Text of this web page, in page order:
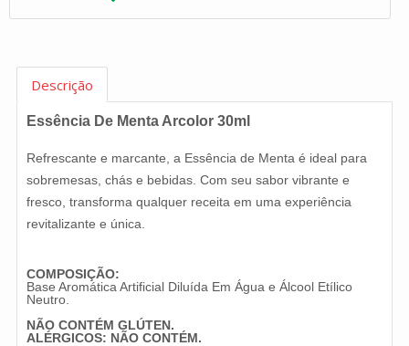
Descrição
Essência De Menta Arcolor 30ml
Refrescante e marcante, a Essência de Menta é ideal para
sobremesas, chás e bebidas. Com seu sabor vibrante e
fresco, transforma qualquer receita em uma experiência
revitalizante e única.
COMPOSIÇÃO:
Base Aromática Artificial Diluída Em Água e Álcool Etílico
Neutro.
NÃO CONTÉM GLÚTEN.
ALÉRGICOS: NÃO CONTÉM.